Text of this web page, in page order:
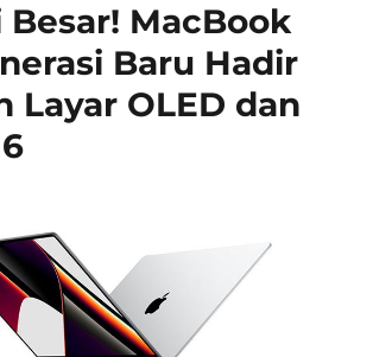
Besar! MacBook
Baru Hadir
Layar OLED dan